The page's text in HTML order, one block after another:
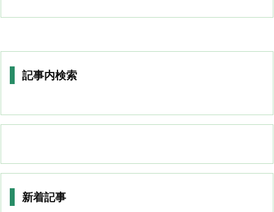
記事内検索
新着記事